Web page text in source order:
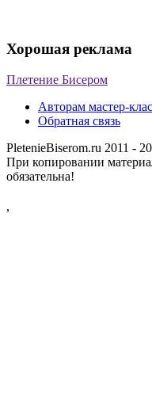
Хорошая реклама
Плетение Бисером
Авторам мастер-
Обратная связь
PletenieBiserom.ru 2011 -
При копировании
обязательна!
,